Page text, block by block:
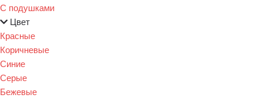
С подушками
Цвет
Красные
Коричневые
Синие
Серые
Бежевые